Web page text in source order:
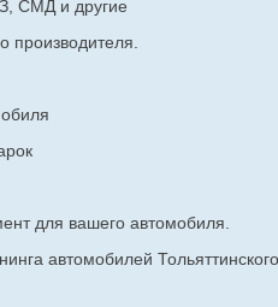
СМД и другие
производителя.
для вашего автомобиля.
автомобилей